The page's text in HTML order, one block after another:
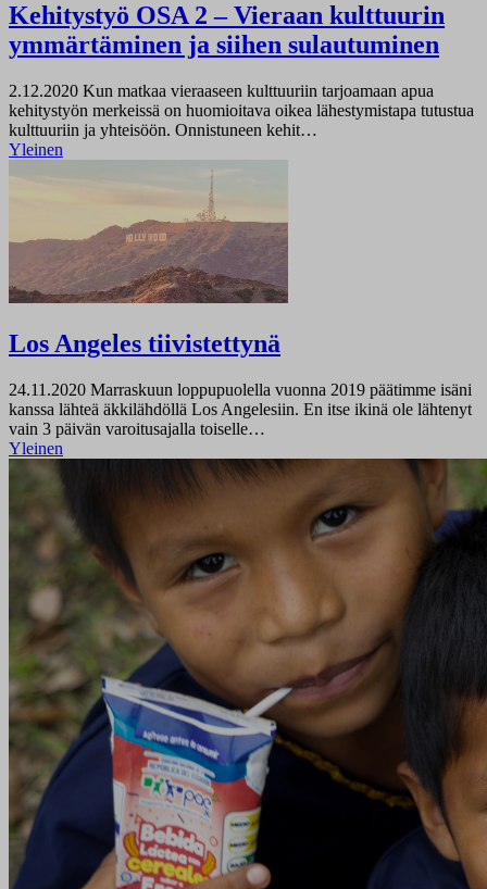
Kehitystyö OSA 2 – Vieraan kulttuurin
ymmärtäminen ja siihen sulautuminen
2.12.2020 Kun matkaa vieraaseen kulttuuriin tarjoamaan apua
kehitystyön merkeissä on huomioitava oikea lähestymistapa tutustua
kulttuuriin ja yhteisöön. Onnistuneen kehit…
Yleinen
Los Angeles tiivistettynä
24.11.2020 Marraskuun loppupuolella vuonna 2019 päätimme isäni
kanssa lähteä äkkilähdöllä Los Angelesiin. En itse ikinä ole lähtenyt
vain 3 päivän varoitusajalla toiselle…
Yleinen